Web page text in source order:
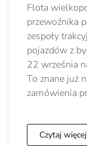
Flota
przewoźnika
zespoły
pojazdów z
22 września
To znane już
zamówienia
Czytaj więcej